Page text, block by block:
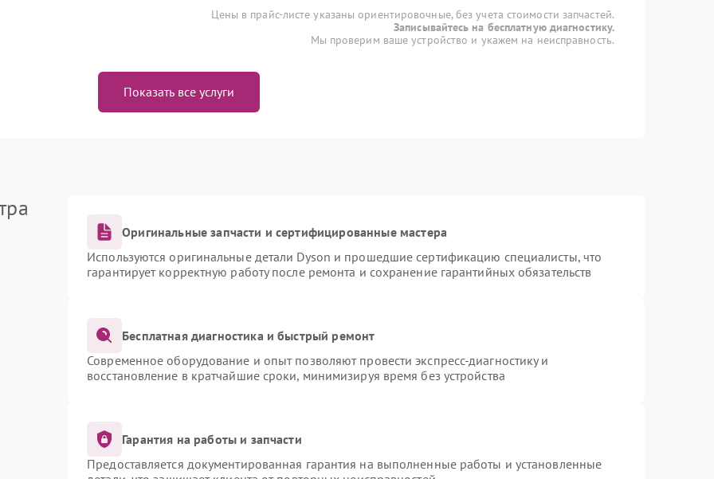
Цены в прайс-листе указаны ориентировочные, без учета стоимости запчастей.
Записывайтесь на бесплатную диагностику.
Мы проверим ваше устройство и укажем на неисправность.
Показать все услуги
Оригинальные запчасти и сертифицированные мастера
Используются оригинальные детали Dyson и прошедшие сертификацию специалисты, что
гарантирует корректную работу после ремонта и сохранение гарантийных обязательств
Бесплатная диагностика и быстрый ремонт
Современное оборудование и опыт позволяют провести экспресс-диагностику и
восстановление в кратчайшие сроки, минимизируя время без устройства
Гарантия на работы и запчасти
Предоставляется документированная гарантия на выполненные работы и установленные